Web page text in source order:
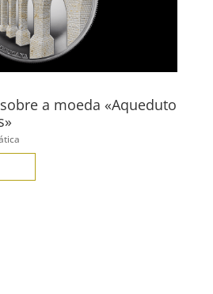
a moeda «Aqueduto